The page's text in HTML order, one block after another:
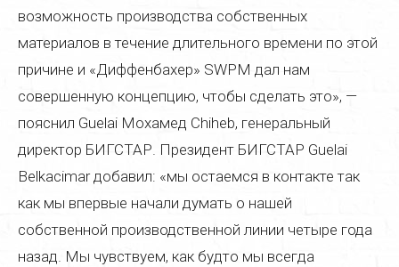
возможность производства собственных
материалов в течение длительного времени по этой
причине и «Диффенбахер» SWPM дал нам
совершенную концепцию, чтобы сделать это», —
пояснил Guelai Мохамед Chiheb, генеральный
директор БИГСТАР. Президент БИГСТАР Guelai
Belkacimar добавил: «мы остаемся в контакте так
как мы впервые начали думать о нашей
собственной производственной линии четыре года
назад. Мы чувствуем, как будто мы всегда